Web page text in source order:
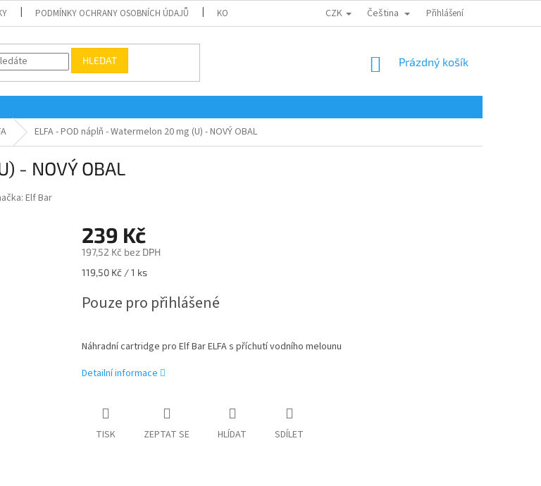
PODMÍNKY OCHRANY OSOBNÍCH ÚDAJŮ KONTAKTY CZK Čeština Přihlášení
HLEDAT
NÁKUPNÍ
Prázdný košík
ELFA - POD náplň - Watermelon 20 mg (U) - NOVÝ OBAL
- NOVÝ OBAL
Elf Bar
239 Kč
197,52 Kč bez DPH
Měrná
119,50 Kč / 1 ks
Pouze pro přihlášené
Náhradní cartridge pro Elf Bar ELFA s příchutí vodního melounu
Detailní informace
TISK ZEPTAT SE HLÍDAT SDÍLET